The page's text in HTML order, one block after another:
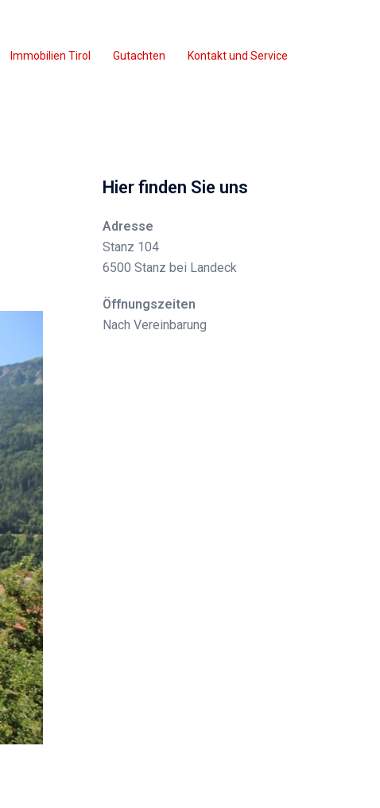
Immobilien Tirol Gutachten Kontakt und Service
Hier finden Sie uns
Adresse
Stanz 104
6500 Stanz bei Landeck
Öffnungszeiten
Nach Vereinbarung